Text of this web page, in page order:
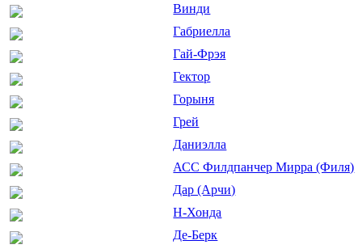
Винди
Габриелла
Гай-Фрэя
Гектор
Горыня
Грей
Даниэлла
АСС Филдпанчер Мирра (Филя)
Дар (Арчи)
Н-Хонда
Де-Берк